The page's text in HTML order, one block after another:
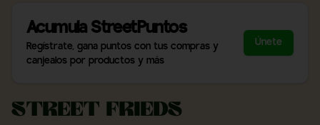
Acumula StreetPuntos
Regístrate, gana puntos con tus compras y
canjealos por productos y más
Únete
Street Frieds